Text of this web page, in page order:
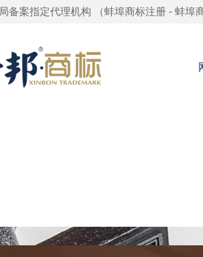
备案指定代理机构 （蚌埠商标注册 - 蚌埠